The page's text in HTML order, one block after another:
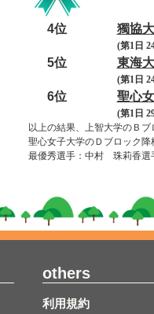
4位 獨協
(第1日
5位 東海
(第1日
6位 聖心
(第1日
以上の結果、上智大学のＢブ
聖心女子大学のＤブロック降
最優秀選手：中村 珠莉香選
others
利用規約